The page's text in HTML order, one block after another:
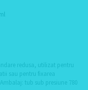
redusa, utilizat pentru
sau pentru fixarea
tub sub presiune 780